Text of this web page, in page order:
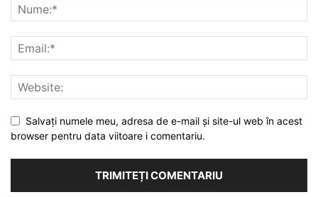
Salvați numele meu, adresa de e-mail și site-ul web în acest
browser pentru data viitoare i comentariu.